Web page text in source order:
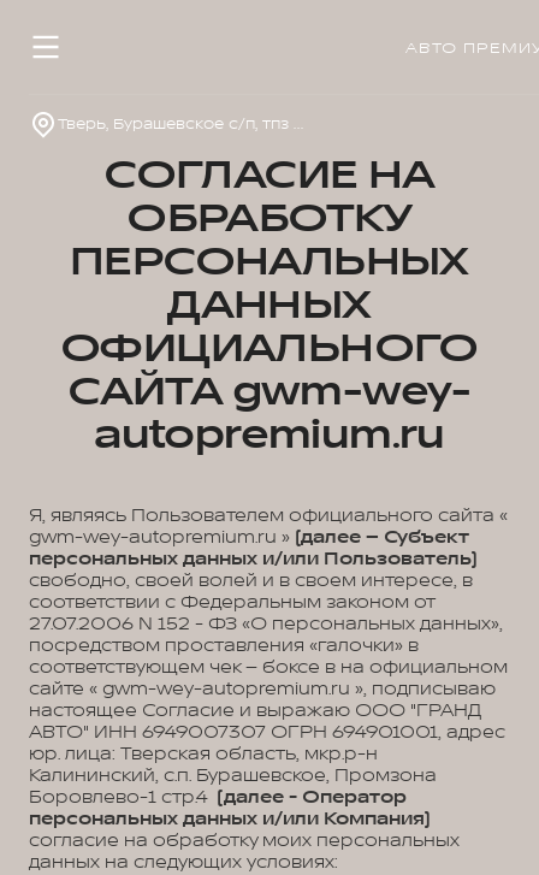
АВТО
Тверь, Бурашевское с/п, тпз Боровлево-1, стр. 4
СОГЛАСИЕ НА
ОБРАБОТКУ
ПЕРСОНАЛЬНЫХ
ДАННЫХ
ОФИЦИАЛЬНОГО
САЙТА gwm-wey-
autopremium.ru
Я, являясь Пользователем официального сайта «
gwm-wey-autopremium.ru » (далее – Субъект
персональных данных и/или Пользователь)
свободно, своей волей и в своем интересе, в
соответствии с Федеральным законом от
27.07.2006 N 152 - ФЗ «О персональных данных»,
посредством проставления «галочки» в
соответствующем чек – боксе в на официальном
сайте « gwm-wey-autopremium.ru », подписываю
настоящее Согласие и выражаю ООО "ГРАНД
АВТО" ИНН 6949007307 ОГРН 694901001, адрес
юр. лица: Тверская область, мкр.р-н
Калининский, с.п. Бурашевское, Промзона
Боровлево-1 стр.4 (далее - Оператор
персональных данных и/или Компания)
согласие на обработку моих персональных
данных на следующих условиях: